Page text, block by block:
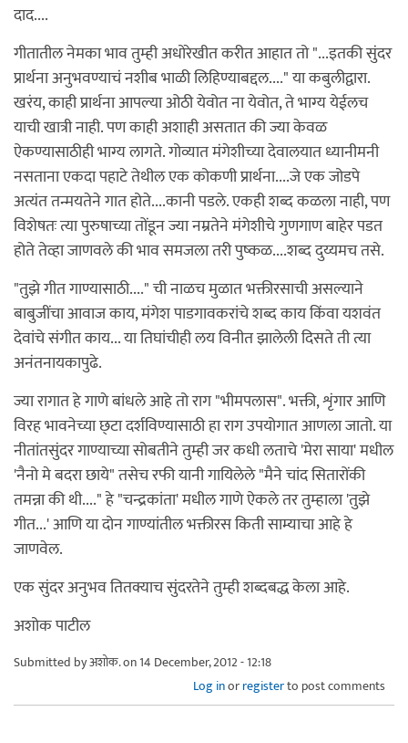
दाद....
गीतातील नेमका भाव तुम्ही अधोरेखीत करीत आहात तो "...इतकी सुंदर
प्रार्थना अनुभवण्याचं नशीब भाळी लिहिण्याबद्दल...." या कबुलीद्वारा.
खरंय, काही प्रार्थना आपल्या ओठी येवोत ना येवोत, ते भाग्य येईलच
याची खात्री नाही. पण काही अशाही असतात की ज्या केवळ
ऐकण्यासाठीही भाग्य लागते. गोव्यात मंगेशीच्या देवालयात ध्यानीमनी
नसताना एकदा पहाटे तेथील एक कोकणी प्रार्थना....जे एक जोडपे
अत्यंत तन्मयतेने गात होते....कानी पडले. एकही शब्द कळला नाही, पण
विशेषतः त्या पुरुषाच्या तोंडून ज्या नम्रतेने मंगेशीचे गुणगाण बाहेर पडत
होते तेव्हा जाणवले की भाव समजला तरी पुष्कळ....शब्द दुय्यमच तसे.
"तुझे गीत गाण्यासाठी...." ची नाळच मुळात भक्तीरसाची असल्याने
बाबुजींचा आवाज काय, मंगेश पाडगावकरांचे शब्द काय किंवा यशवंत
देवांचे संगीत काय... या तिघांचीही लय विनीत झालेली दिसते ती त्या
अनंतनायकापुढे.
ज्या रागात हे गाणे बांधले आहे तो राग "भीमपलास". भक्ती, शृंगार आणि
विरह भावनेच्या छ्टा दर्शविण्यासाठी हा राग उपयोगात आणला जातो. या
नीतांतसुंदर गाण्याच्या सोबतीने तुम्ही जर कधी लताचे 'मेरा साया' मधील
'नैनो मे बदरा छाये" तसेच रफी यानी गायिलेले "मैने चांद सितारोंकी
तमन्ना की थी...." हे "चन्द्रकांता' मधील गाणे ऐकले तर तुम्हाला 'तुझे
गीत...' आणि या दोन गाण्यांतील भक्तीरस किती साम्याचा आहे हे
जाणवेल.
एक सुंदर अनुभव तितक्याच सुंदरतेने तुम्ही शब्दबद्ध केला आहे.
अशोक पाटील
Submitted byअशोक.on 14 December, 2012 - 12:18
Log inorregisterto post comments